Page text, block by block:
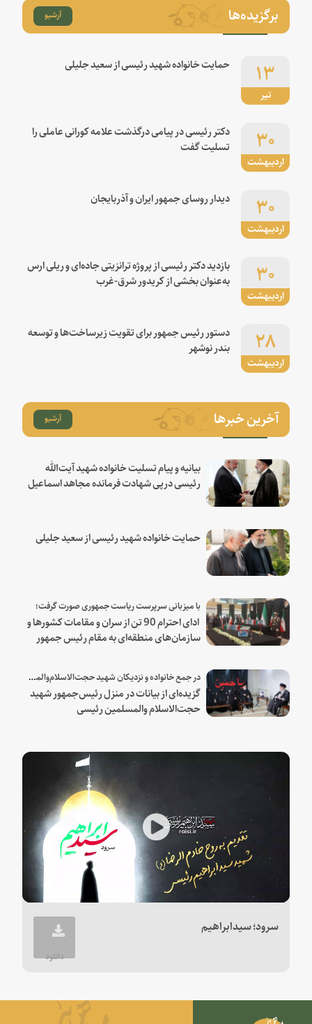
برگزیده‌ها آرشیو
تیر
۱۳ حمایت خانواده شهید رئیسی از سعید جلیلی
اردیبهشت
۳۰
دکتر رئیسی در پیامی درگذشت علامه کورانی عاملی را
تسلیت گفت
اردیبهشت
۳۰ دیدار روسای جمهور ایران و آذربایجان
اردیبهشت
۳۰
بازدید دکتر رئیسی از پروژه ترانزیتی جاده‌ای و ریلی ارس
به‌عنوان بخشی از کریدور شرق-غرب
اردیبهشت
۲۸
دستور رئیس جمهور برای تقویت زیرساخت‌ها و توسعه
بندر نوشهر
آخرین خبرها آرشیو
بیانیه و پیام تسلیت خانواده شهید آیت‌الله
رئیسی درپی شهادت فرمانده مجاهد اسماعیل
حمایت خانواده شهید رئیسی از سعید جلیلی
با میزبانی سرپرست ریاست جمهوری صورت گرفت؛
ادای احترام 90 تن از سران و مقامات کشورها و
سازمان‌های منطقه‌ای به مقام رئیس جمهور
در جمع خانواده و نزدیکان شهید حجت‌الاسلام‌والمسلمین رئیسی:
گزیده‌ای از بیانات در منزل رئیس‌جمهور شهید
حجت‌الاسلام والمسلمین رئیسی
Play
Video
سرود؛ سیدابراهیم
دانلود